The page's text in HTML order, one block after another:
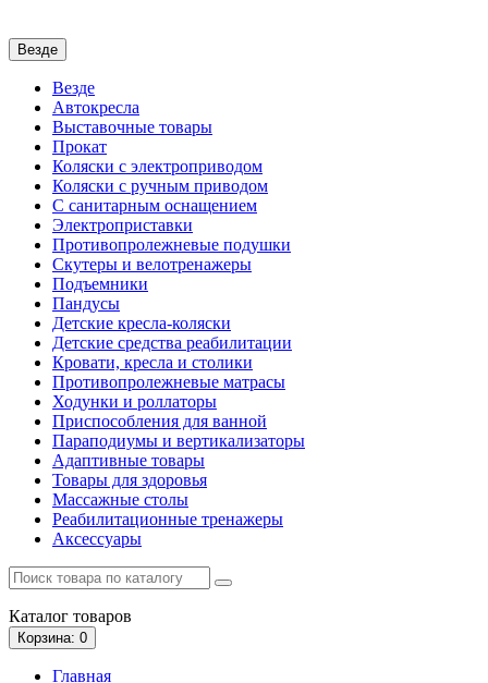
Везде
Везде
Автокресла
Выставочные товары
Прокат
Коляски с электроприводом
Коляски с ручным приводом
С санитарным оснащением
Электроприставки
Противопролежневые подушки
Скутеры и велотренажеры
Подъемники
Пандусы
Детские кресла-коляски
Детские средства реабилитации
Кровати, кресла и столики
Противопролежневые матрасы
Ходунки и роллаторы
Приспособления для ванной
Параподиумы и вертикализаторы
Адаптивные товары
Товары для здоровья
Массажные столы
Реабилитационные тренажеры
Аксессуары
Каталог товаров
Корзина: 0
Главная